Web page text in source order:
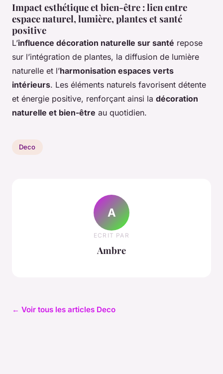
Impact esthétique et bien-être : lien entre
espace naturel, lumière, plantes et santé
positive
L’influence décoration naturelle sur santé repose
sur l’intégration de plantes, la diffusion de lumière
naturelle et l’harmonisation espaces verts
intérieurs. Les éléments naturels favorisent détente
et énergie positive, renforçant ainsi la décoration
naturelle et bien-être au quotidien.
Deco
A
ECRIT PAR
Ambre
← Voir tous les articles Deco